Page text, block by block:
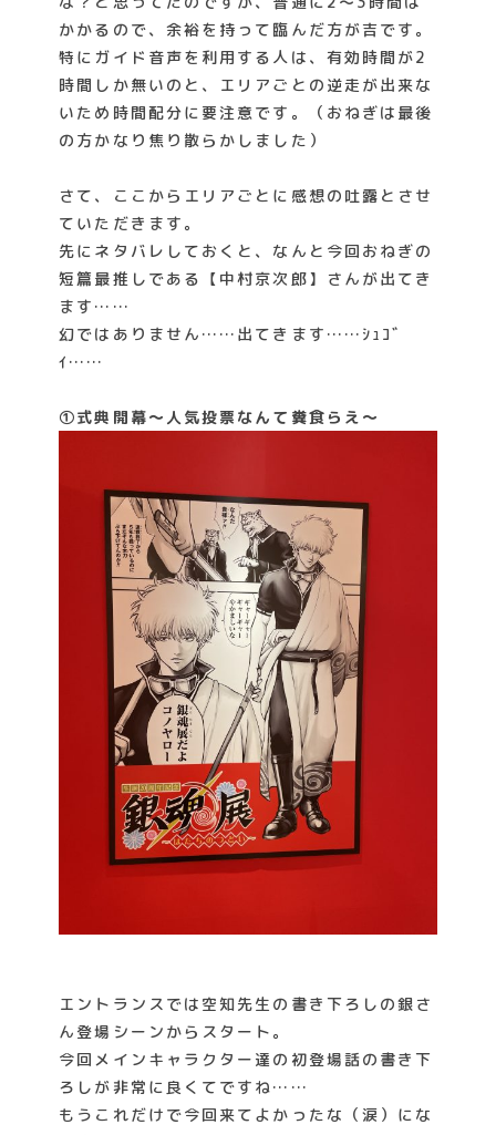
かかるので、余裕を持って臨んだ方が吉です。
特にガイド音声を利用する人は、有効時間が2
時間しか無いのと、エリアごとの逆走が出来な
いため時間配分に要注意です。（おねぎは最後
の方かなり焦り散らかしました）
さて、ここからエリアごとに感想の吐露とさせ
ていただきます。
先にネタバレしておくと、なんと今回おねぎの
短篇最推しである【中村京次郎】さんが出てき
ます……
幻ではありません……出てきます……ｼｭｺﾞ
ｲ……
①式典開幕～人気投票なんて糞食らえ～
エントランスでは空知先生の書き下ろしの銀さ
ん登場シーンからスタート。
今回メインキャラクター達の初登場話の書き下
ろしが非常に良くてですね……
もうこれだけで今回来てよかったな（涙）にな